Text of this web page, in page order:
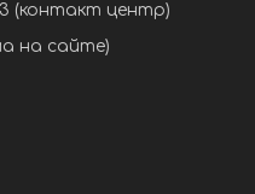
(контакт центр)
на сайте)